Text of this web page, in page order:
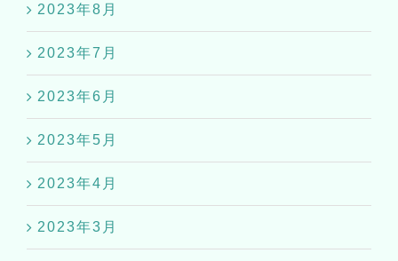
2023年8月
2023年7月
2023年6月
2023年5月
2023年4月
2023年3月